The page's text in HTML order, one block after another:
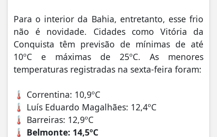
Para o interior da Bahia, entretanto, esse frio
não é novidade. Cidades como Vitória da
Conquista têm previsão de mínimas de até
10ºC e máximas de 25ºC. As menores
temperaturas registradas na sexta-feira foram:
🌡️ Correntina: 10,9ºC
🌡️ Luís Eduardo Magalhães: 12,4ºC
🌡️ Barreiras: 12,9ºC
🌡️ Belmonte: 14,5ºC